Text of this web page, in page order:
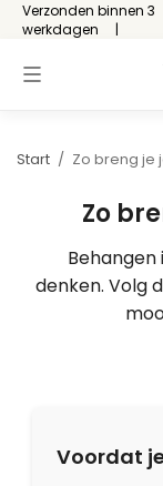
Verzonden binnen 3
werkdagen
Start / Zo breng je
Zo
Behangen
denken. Volg
Voordat